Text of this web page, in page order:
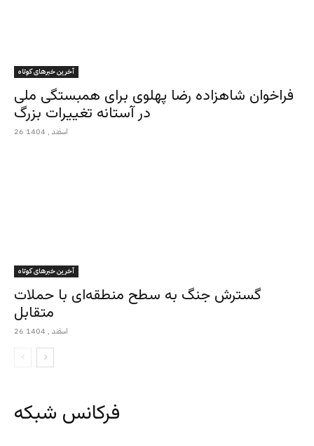
آخرین خبرهای کوتاه
فراخوان شاهزاده رضا پهلوی برای همبستگی ملی
در آستانه تغییرات بزرگ
26 اسفند , 1404
آخرین خبرهای کوتاه
گسترش جنگ به سطح منطقه‌ای با حملات
متقابل
26 اسفند , 1404
فرکانس شبکه